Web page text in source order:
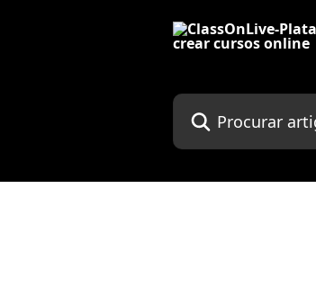
Procurar artigos...